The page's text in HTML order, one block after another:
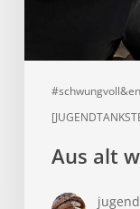
Aus alt